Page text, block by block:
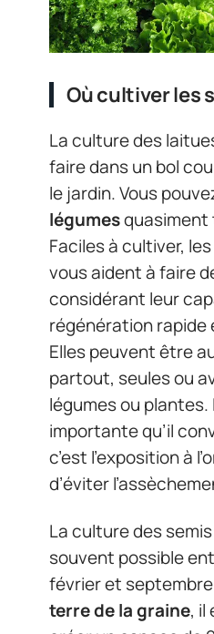
Où cultiver les
La culture des
faire dans un bol
le jardin. Vous
légumesquasiment
Faciles à cultiver,
vous aident à faire
considérant leur
régénération rapide
Elles peuvent être
partout, seules ou
légumes ou
importante qu’il
c’est l’exposition à
d’éviter
La culture des
souvent possible
février et
terre de la graine, il